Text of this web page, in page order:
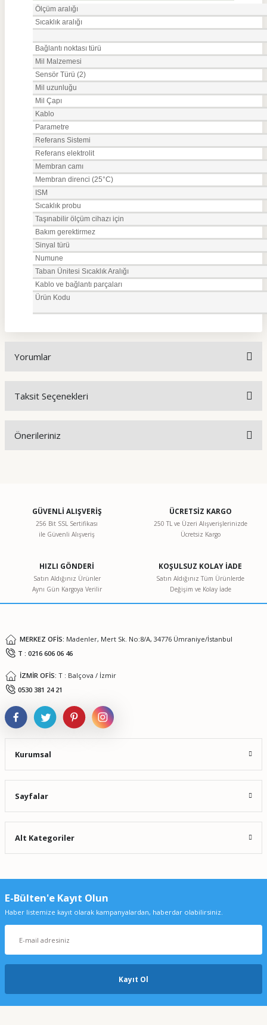
Ölçüm aralığı
Sıcaklık aralığı
Bağlantı noktası türü
Mil Malzemesi
Sensör Türü (2)
Mil uzunluğu
Mil Çapı
Kablo
Parametre
Referans Sistemi
Referans elektrolit
Membran camı
Membran direnci (25°C)
ISM
Sıcaklık probu
Taşınabilir ölçüm cihazı için
Bakım gerektirmez
Sinyal türü
Numune
Taban Ünitesi Sıcaklık Aralığı
Kablo ve bağlantı parçaları
Ürün Kodu
Yorumlar
Taksit Seçenekleri
Önerileriniz
Görüş ve önerileriniz için teşekkür ederiz.
Ürün resmi kalitesiz, bozuk veya görüntülenemiyor.
Ürün bilgilerinde hatalar bulunuyor.
Ürün fiyatı diğer sitelerden daha pahalı.
GÜVENLİ ALIŞVERİŞ
256 Bit SSL Sertifikası
ile Güvenli Alışveriş
ÜCRETSİZ KARGO
250 TL ve Üzeri Alışverişlerinizde
Ücretsiz Kargo
HIZLI GÖNDERİ
Satın Aldığınız Ürünler
Aynı Gün Kargoya Verilir
KOŞULSUZ KOLAY İADE
Satın Aldığınız Tüm Ürünlerde
Değişim ve Kolay İade
MERKEZ OFİS: Madenler, Mert Sk. No:8/A, 34776 Ümraniye/İstanbul
T : 0216 606 06 46
İZMİR OFİS: T : Balçova / İzmir
0530 381 24 21
Kurumsal
Sayfalar
Alt Kategoriler
E-Bülten'e Kayıt Olun
Haber listemize kayıt olarak kampanyalardan, haberdar olabilirsiniz.
Kayıt Ol